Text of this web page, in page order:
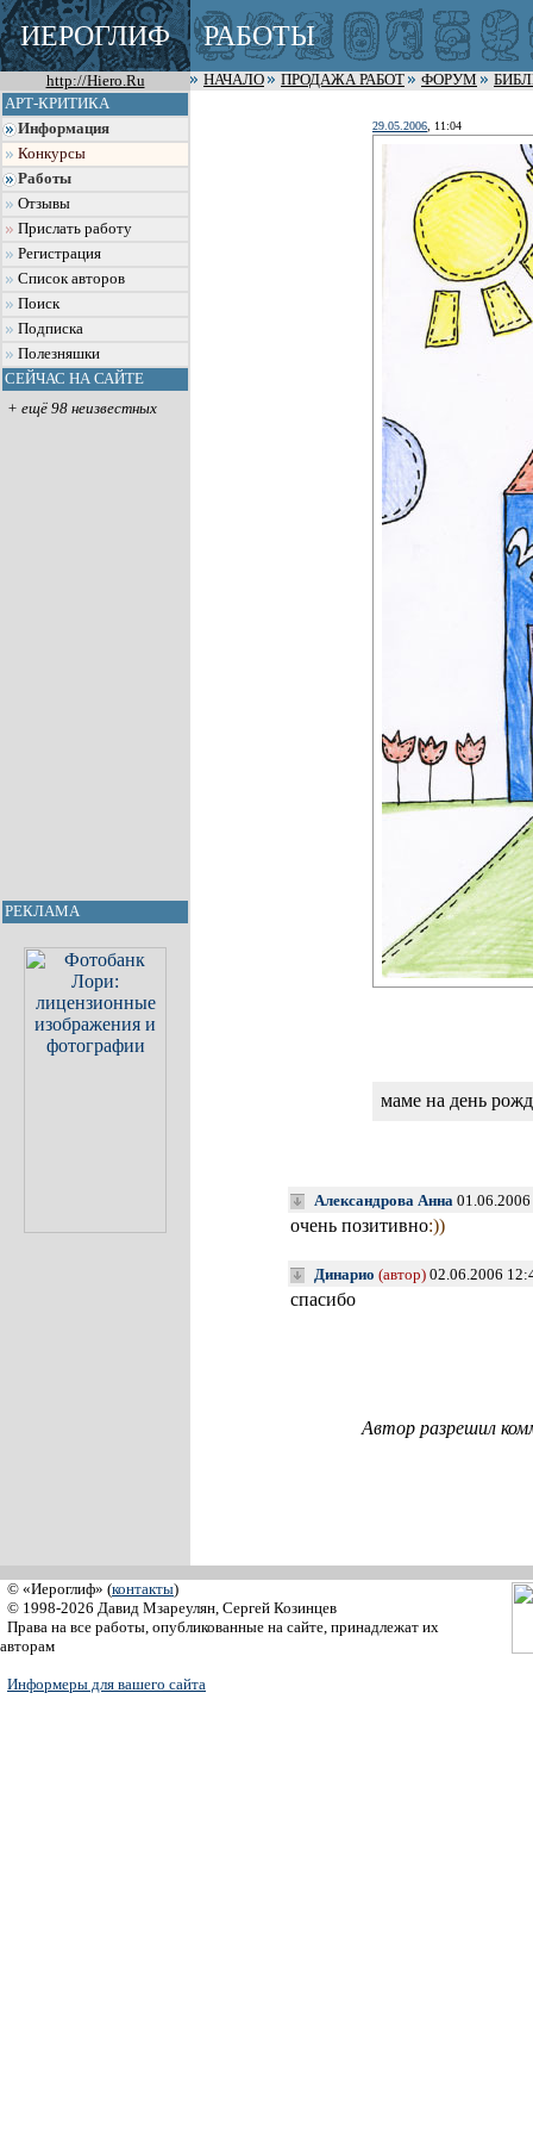
ИЕРОГЛИФ РАБОТЫ
http://Hiero.Ru НАЧАЛО ПРОДАЖА РАБОТ ФОРУМ
АРТ-КРИТИКА
Информация
Конкурсы
Работы
Отзывы
Прислать работу
Регистрация
Список авторов
Поиск
Подписка
Полезняшки
СЕЙЧАС НА САЙТЕ
+ ещё 98 неизвестных
РЕКЛАМА
29.05.2006 , 11:04
маме на день
Александрова Анна
очень позитивно:))
Динарио (автор) 02.06.2006
спасибо
Автор разрешил
© «Иероглиф» (контакты)
© 1998-2026 Давид Мзареулян, Сергей Козинцев
Права на все работы, опубликованные на сайте, принадлежат их
авторам
Информеры для вашего сайта